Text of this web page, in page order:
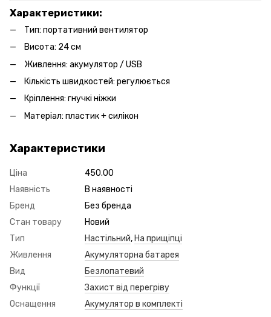
Характеристики:
Тип: портативний вентилятор
Висота: 24 см
Живлення: акумулятор / USB
Кількість швидкостей: регулюється
Кріплення: гнучкі ніжки
Матеріал: пластик + силікон
Характеристики
Ціна
450.00
Наявність
В наявності
Бренд
Без бренда
Стан товару
Новий
Тип
Настільний, На прищіпці
Живлення
Акумуляторна батарея
Вид
Безлопатевий
Функції
Захист від перегріву
Оснащення
Акумулятор в комплекті